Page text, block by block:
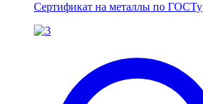
Сертификат на металлы по ГОСТу